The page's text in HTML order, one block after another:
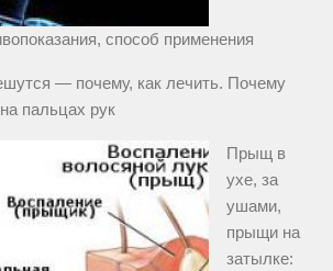
способ применения
— почему, как лечить. Почему
пальцах рук
Прыщ в
ухе, за
ушами,
прыщи на
затылке: